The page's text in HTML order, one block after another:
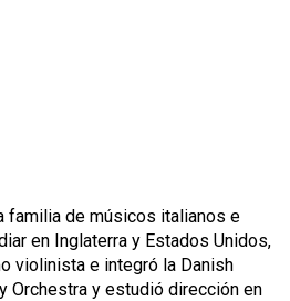
familia de músicos italianos e
en Inglaterra y Estados Unidos,
violinista e integró la Danish
Orchestra y estudió dirección en